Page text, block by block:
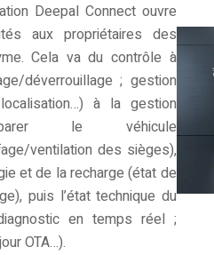
Deepal Connect ouvre
aux propriétaires des
Cela va du contrôle à
déverrouillage ; gestion
à la gestion
le véhicule
ventilation des sièges),
et de la recharge (état de
puis l’état technique du
en temps réel ;
OTA…).